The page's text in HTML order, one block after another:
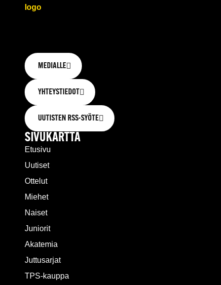
MEDIALLE
YHTEYSTIEDOT
UUTISTEN RSS-SYÖTE
SIVUKARTTA
Etusivu
Uutiset
Ottelut
Miehet
Naiset
Juniorit
Akatemia
Juttusarjat
TPS-kauppa